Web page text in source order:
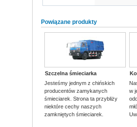
Powiązane produkty
Szczelna śmieciarka
Jesteśmy jednym z chińskich
producentów zamykanych
śmieciarek. Strona ta przybliży
niektóre cechy naszych
zamkniętych śmieciarek.
w